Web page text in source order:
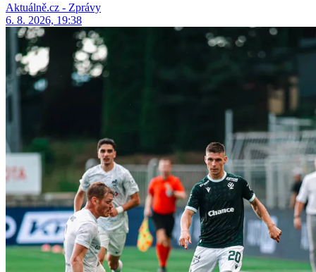
Aktuálně.cz - Zprávy
6. 8. 2026, 19:38